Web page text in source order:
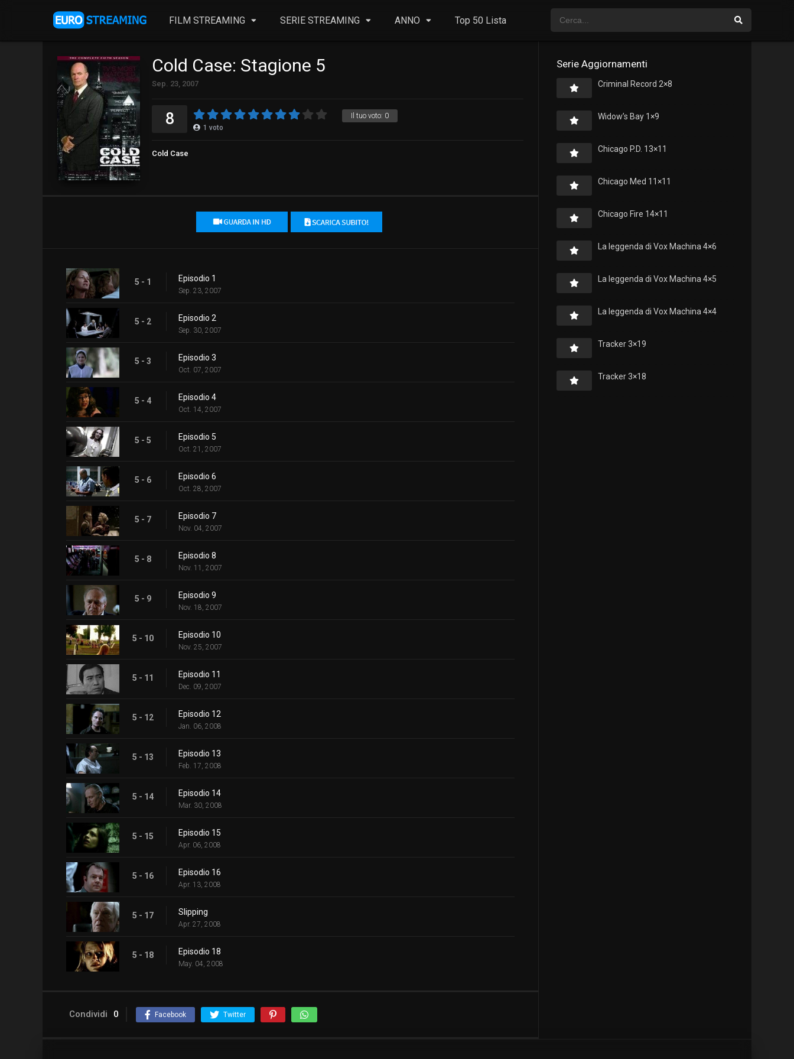
FILM STREAMING SERIE STREAMING ANNO Top 50 Lista
Cold Case: Stagione 5
Sep. 23, 2007
Il tuo voto: 0
8 1 voto
Cold Case
5 - 1 Episodio 1
Sep. 23, 2007
5 - 2 Episodio 2
Sep. 30, 2007
5 - 3 Episodio 3
Oct. 07, 2007
5 - 4 Episodio 4
Oct. 14, 2007
5 - 5 Episodio 5
Oct. 21, 2007
5 - 6 Episodio 6
Oct. 28, 2007
5 - 7 Episodio 7
Nov. 04, 2007
5 - 8 Episodio 8
Nov. 11, 2007
5 - 9 Episodio 9
Nov. 18, 2007
5 - 10 Episodio 10
Nov. 25, 2007
5 - 11 Episodio 11
Dec. 09, 2007
5 - 12 Episodio 12
Jan. 06, 2008
5 - 13 Episodio 13
Feb. 17, 2008
5 - 14 Episodio 14
Mar. 30, 2008
5 - 15 Episodio 15
Apr. 06, 2008
5 - 16 Episodio 16
Apr. 13, 2008
5 - 17 Slipping
Apr. 27, 2008
5 - 18 Episodio 18
May. 04, 2008
Condividi 0 Facebook Twitter
Serie Aggiornamenti
Criminal Record 2×8
Widow’s Bay 1×9
Chicago P.D. 13×11
Chicago Med 11×11
Chicago Fire 14×11
La leggenda di Vox Machina 4×6
La leggenda di Vox Machina 4×5
La leggenda di Vox Machina 4×4
Tracker 3×19
Tracker 3×18